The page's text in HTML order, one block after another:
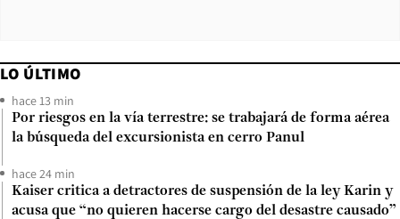
LO ÚLTIMO
hace 13 min
Por riesgos en la vía terrestre: se trabajará de forma aérea
la búsqueda del excursionista en cerro Panul
hace 24 min
Kaiser critica a detractores de suspensión de la ley Karin y
acusa que “no quieren hacerse cargo del desastre causado”